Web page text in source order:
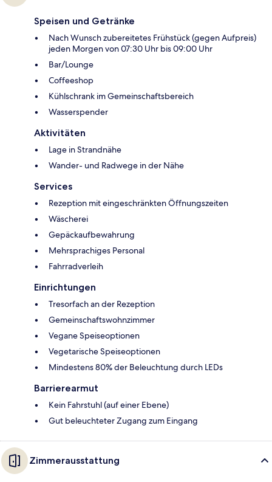
Speisen und Getränke
Nach Wunsch zubereitetes Frühstück (gegen Aufpreis)
jeden Morgen von 07:30 Uhr bis 09:00 Uhr
Bar/Lounge
Coffeeshop
Kühlschrank im Gemeinschaftsbereich
Wasserspender
Aktivitäten
Lage in Strandnähe
Wander- und Radwege in der Nähe
Services
Rezeption mit eingeschränkten Öffnungszeiten
Wäscherei
Gepäckaufbewahrung
Mehrsprachiges Personal
Fahrradverleih
Einrichtungen
Tresorfach an der Rezeption
Gemeinschaftswohnzimmer
Vegane Speiseoptionen
Vegetarische Speiseoptionen
Mindestens 80% der Beleuchtung durch LEDs
Barrierearmut
Kein Fahrstuhl (auf einer Ebene)
Gut beleuchteter Zugang zum Eingang
Zimmerausstattung